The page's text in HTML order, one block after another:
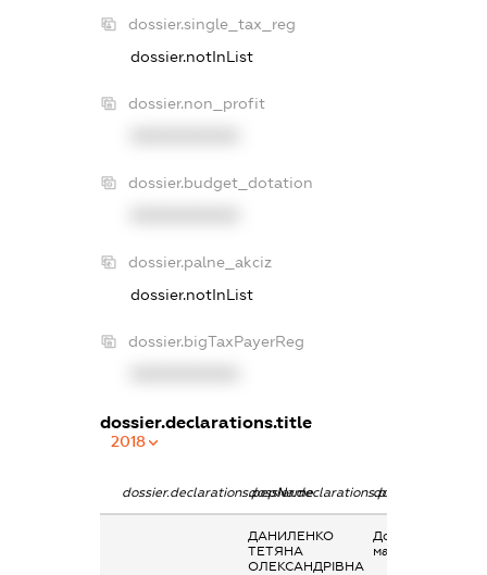
dossier.single_tax_reg
dossier.notInList
dossier.non_profit
dossier.budget_dotation
dossier.palne_akciz
dossier.notInList
dossier.bigTaxPayerReg
dossier.declarations.title
2018
dossier.declarations.pepNamedossier.declarations.personName
ДАНИЛЕНКО
ТЕТЯНА
ОЛЕКСАНДРІВНА
Дохід від
майна в оренду